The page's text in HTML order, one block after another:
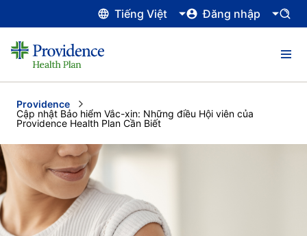
Tiếng Việt Đăng nhập
Providence
Current:
Cập nhật Bảo hiểm Vắc-xin: Những điều Hội viên của
Providence Health Plan Cần Biết